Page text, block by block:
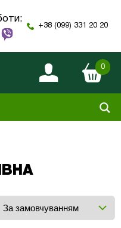
+38 (099) 331 20 20
0